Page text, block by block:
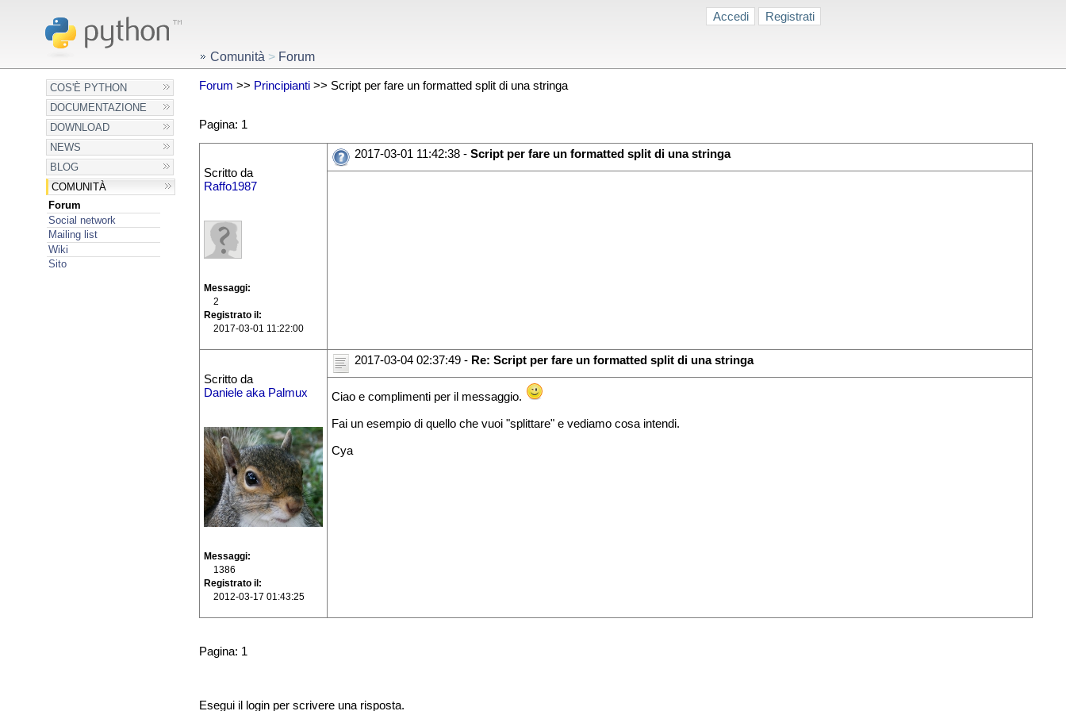
Accedi Registrati
COS'È PYTHON
DOCUMENTAZIONE
DOWNLOAD
NEWS
BLOG
COMUNITÀ
Forum
Social network
Mailing list
Wiki
Sito
Comunità > Forum
Forum >> Principianti>> Script per fare un formatted split di una stringa
Pagina: 1
Scritto da
Raffo1987
Messaggi
2
Registrato il
2017-03-01 11:22:00
2017-03-01 11:42:38 - Script per fare un formatted split di una stringa
Scritto da
Daniele aka Palmux
Messaggi
1386
Registrato il
2012-03-17 01:43:25
2017-03-04 02:37:49 - Re: Script per fare un formatted split di una stringa
Ciao e complimenti per il messaggio.
Fai un esempio di quello che vuoi "splittare" e vediamo cosa intendi.
Cya
Pagina: 1
Esegui il login per scrivere una risposta.